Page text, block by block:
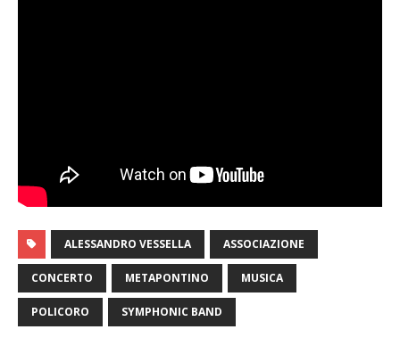
ALESSANDRO VESSELLA ASSOCIAZIONE
CONCERTO METAPONTINO MUSICA
POLICORO SYMPHONIC BAND